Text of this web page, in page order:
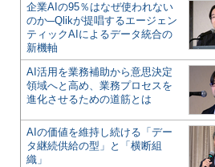
企業AIの95％はなぜ使われない
のか─Qlikが提唱するエージェン
ティックAIによるデータ統合の
新機軸
AI活用を業務補助から意思決定
領域へと高め、業務プロセスを
進化させるための道筋とは
AIの価値を維持し続ける「デー
タ継続供給の型」と「横断組
織」